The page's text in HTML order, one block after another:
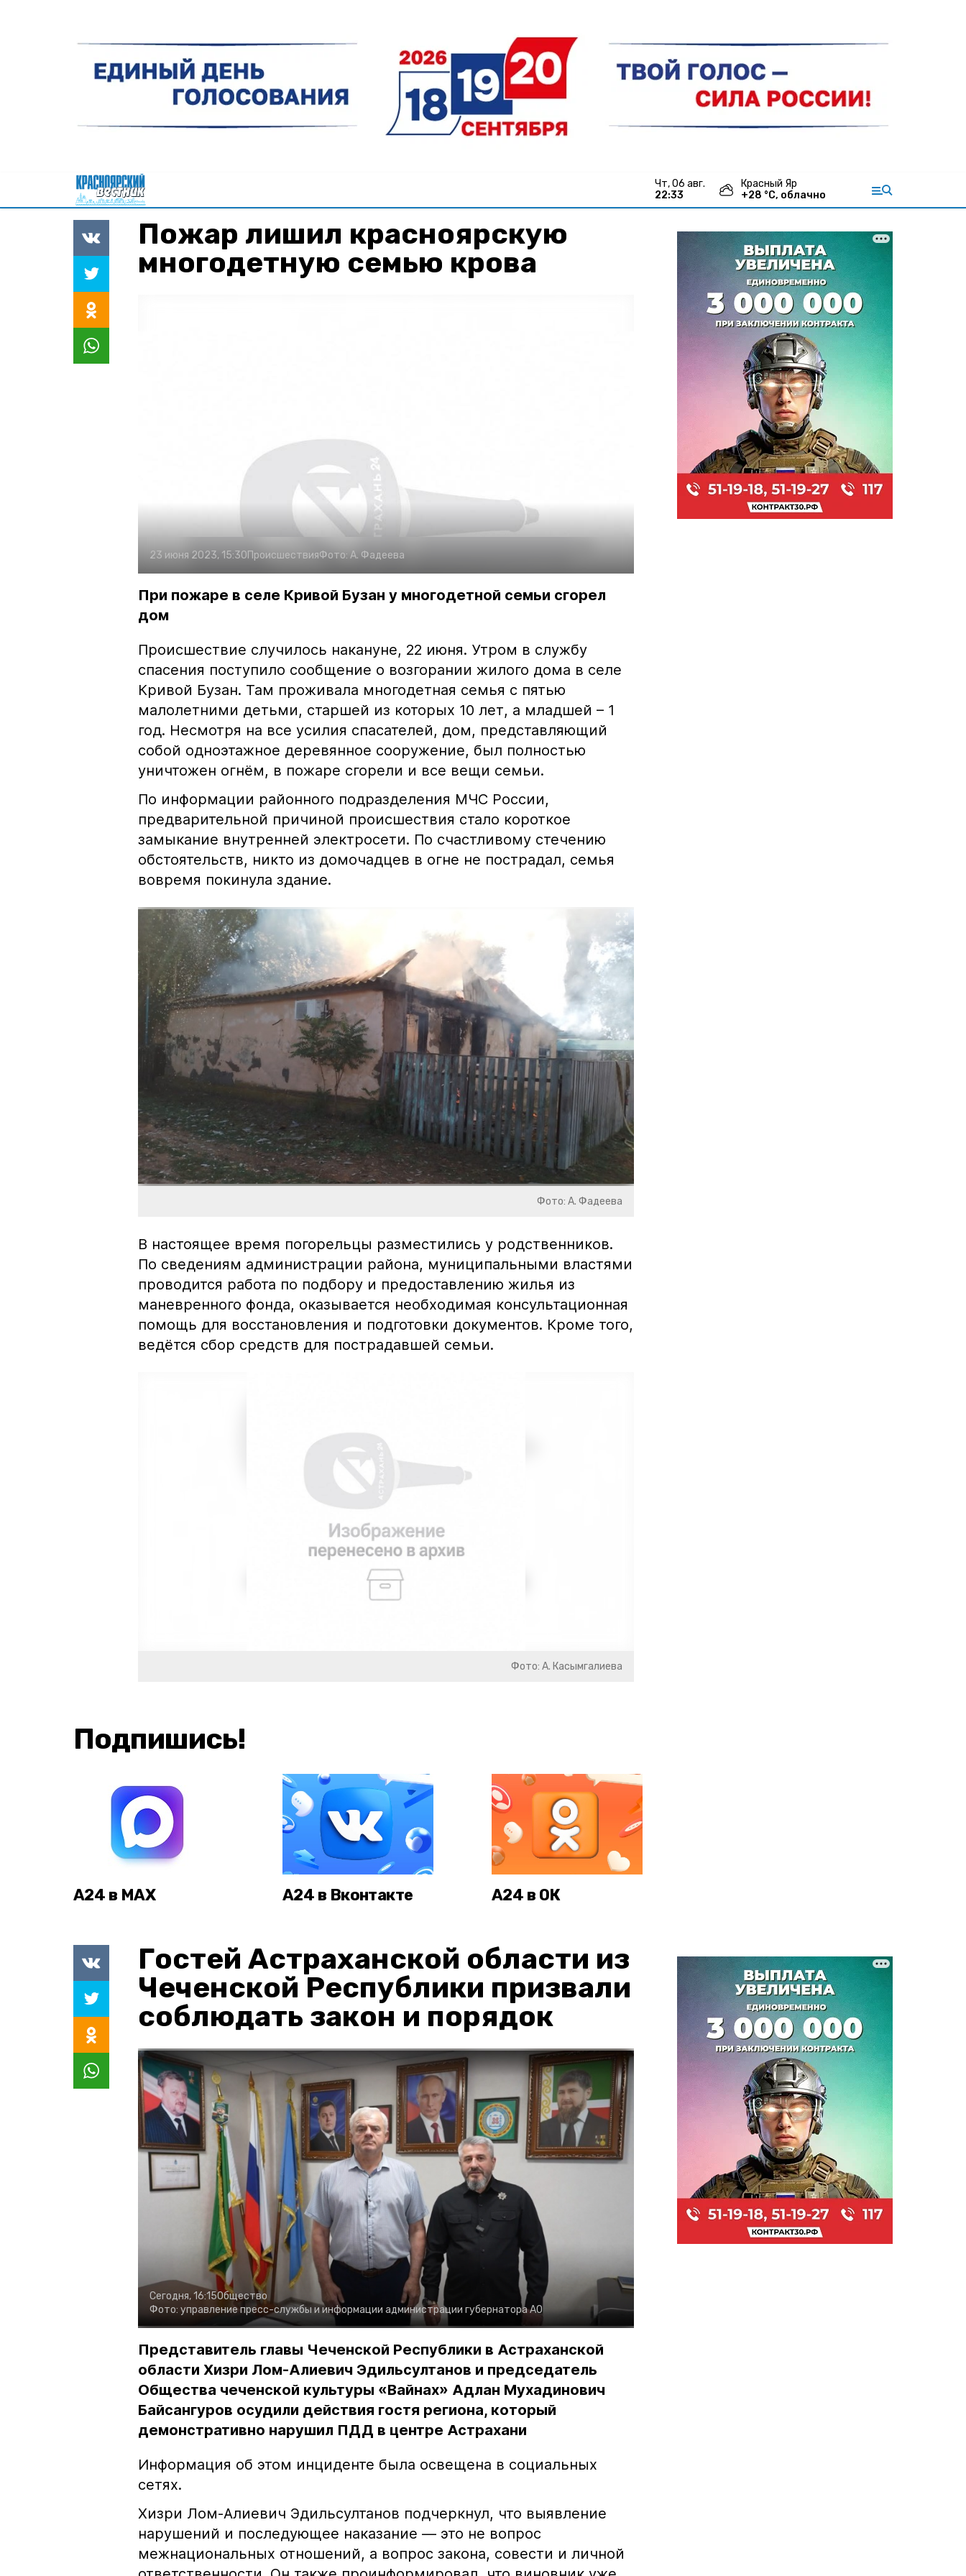
чт, 06 авг.
22:33
Красный Яр
+28 °С, облачно
Пожар лишил красноярскую
многодетную семью крова
23 июня 2023, 15:30ПроисшествияФото: А. Фадеева
При пожаре в селе Кривой Бузан у многодетной семьи сгорел
дом
Происшествие случилось накануне, 22 июня. Утром в службу
спасения поступило сообщение о возгорании жилого дома в селе
Кривой Бузан. Там проживала многодетная семья с пятью
малолетними детьми, старшей из которых 10 лет, а младшей – 1
год. Несмотря на все усилия спасателей, дом, представляющий
собой одноэтажное деревянное сооружение, был полностью
уничтожен огнём, в пожаре сгорели и все вещи семьи.
По информации районного подразделения МЧС России,
предварительной причиной происшествия стало короткое
замыкание внутренней электросети. По счастливому стечению
обстоятельств, никто из домочадцев в огне не пострадал, семья
вовремя покинула здание.
Фото: А. Фадеева
В настоящее время погорельцы разместились у родственников.
По сведениям администрации района, муниципальными властями
проводится работа по подбору и предоставлению жилья из
маневренного фонда, оказывается необходимая консультационная
помощь для восстановления и подготовки документов. Кроме того,
ведётся сбор средств для пострадавшей семьи.
Фото: А. Касымгалиева
Подпишись!
А24 в MAX А24 в Вконтакте А24 в ОК
Гостей Астраханской области из
Чеченской Республики призвали
соблюдать закон и порядок
Сегодня, 16:15Общество
Фото: управление пресс-службы и информации администрации губернатора АО
Представитель главы Чеченской Республики в Астраханской
области Хизри Лом-Алиевич Эдильсултанов и председатель
Общества чеченской культуры «Вайнах» Адлан Мухадинович
Байсангуров осудили действия гостя региона, который
демонстративно нарушил ПДД в центре Астрахани
Информация об этом инциденте была освещена в социальных
сетях.
Хизри Лом-Алиевич Эдильсултанов подчеркнул, что выявление
нарушений и последующее наказание — это не вопрос
межнациональных отношений, а вопрос закона, совести и личной